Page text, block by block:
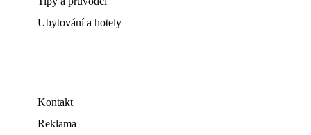
Ubytování a hotely
Kontakt
Reklama